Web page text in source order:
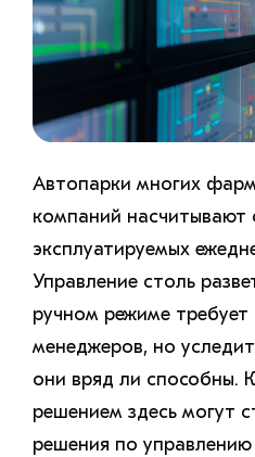
Автопарки многих
компаний насчитывают
эксплуатируемых
Управление столь
ручном режиме
менеджеров, но
они вряд ли способны.
решением здесь могут
решения по